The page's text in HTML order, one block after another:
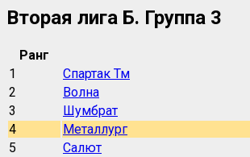
Вторая лига Б. Группа 3
Ранг
1
Спартак Тм
2
Волна
3
Шумбрат
4
Металлург
5
Салют